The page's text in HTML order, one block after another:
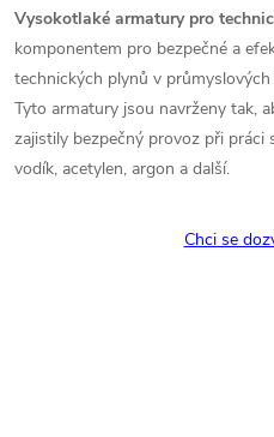
í
p
r
v
Vysokotlaké armatury pro
komponentem pro bezpečné a
technických plynů v
Tyto armatury jsou navrženy tak,
zajistily bezpečný provoz při práci
vodík, acetylen, argon a další.
Chci se